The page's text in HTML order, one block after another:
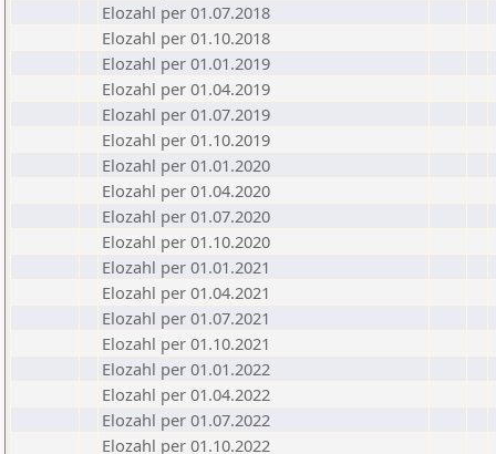
Elozahl per 01.07.2018
Elozahl per 01.10.2018
Elozahl per 01.01.2019
Elozahl per 01.04.2019
Elozahl per 01.07.2019
Elozahl per 01.10.2019
Elozahl per 01.01.2020
Elozahl per 01.04.2020
Elozahl per 01.07.2020
Elozahl per 01.10.2020
Elozahl per 01.01.2021
Elozahl per 01.04.2021
Elozahl per 01.07.2021
Elozahl per 01.10.2021
Elozahl per 01.01.2022
Elozahl per 01.04.2022
Elozahl per 01.07.2022
Elozahl per 01.10.2022